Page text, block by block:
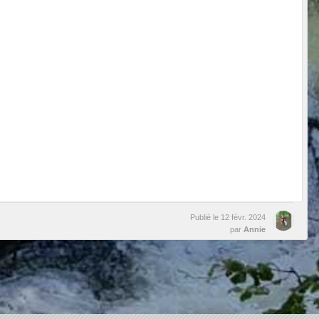
Publié le 12 févr. 2024
par Annie